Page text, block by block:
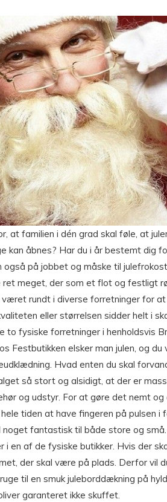
at familien i dén grad skal føle, at
kan åbnes? Har du i år bestemt dig
også på jobbet og måske til
ret meget, der som et flot og festligt
været rundt i diverse forretninger for
eller størrelsen sidder helt i
to fysiske forretninger i henholdsvis
Festbutikken elsker man julen, og
Hvad enten du skal
så stort og alsidigt, at der er
og udstyr. For at gøre det nemt
tiden at have fingeren på pulsen i
fantastisk til både store og
en af de fysiske butikker. Hvis der
der skal være på plads. Derfor vil
til en smuk juleborddækning på
garanteret ikke skuffet.